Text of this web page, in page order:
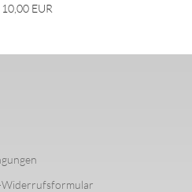
EUR